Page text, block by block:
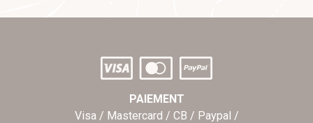
PAIEMENT
Visa / Mastercard / CB / Paypal /